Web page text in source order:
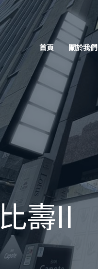
首頁 關於我們
壽II